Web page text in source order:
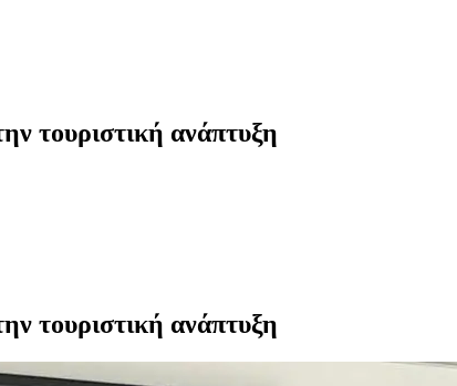
τουριστική ανάπτυξη
τουριστική ανάπτυξη